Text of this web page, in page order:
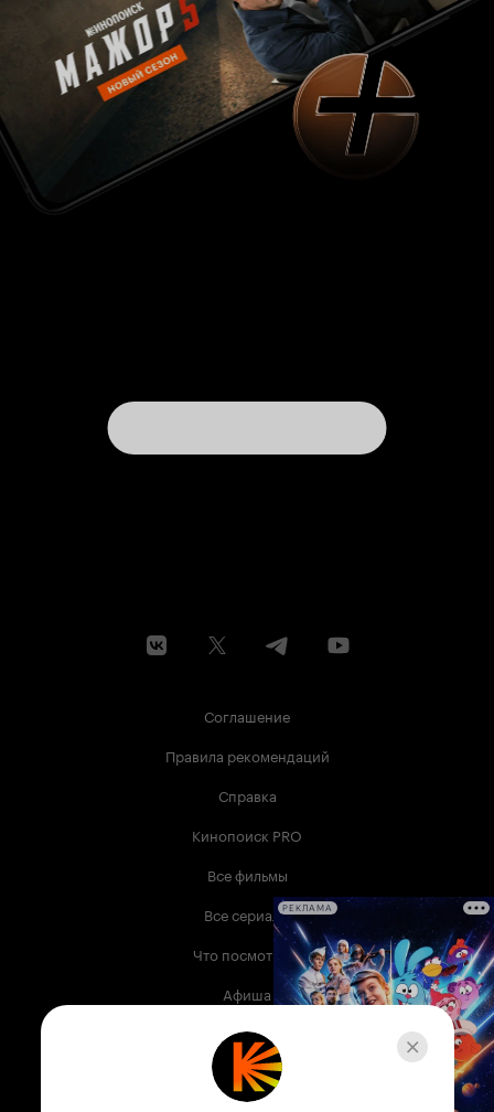
Соглашение
Правила рекомендаций
Справка
Кинопоиск PRO
Все фильмы
Все сериалы
Что посмотреть
Афиша
Музыка
Телепрограмма
РЕКЛАМА